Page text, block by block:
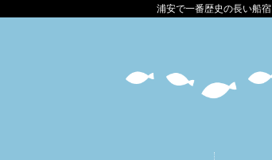
浦安で一番歴史の長い船宿